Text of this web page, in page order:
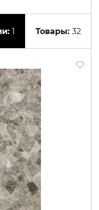
1 32